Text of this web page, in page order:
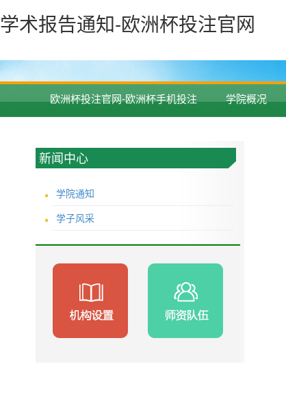
学术报告通知-欧洲杯投注官网
欧洲杯投注官网-欧洲杯手机投注 学院概况
新闻中心
学院通知
学子风采